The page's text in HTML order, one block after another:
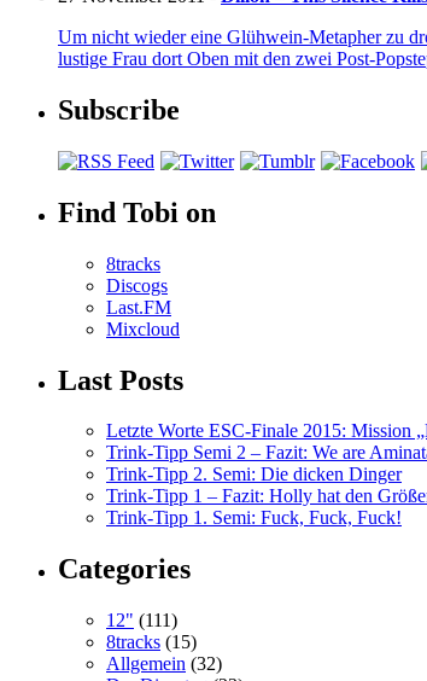
Um nicht wieder eine Glühwein-Metapher zu
lustige Frau dort Oben mit den zwei Post-
Subscribe
Find Tobi on
8tracks
Discogs
Last.FM
Mixcloud
Last Posts
Letzte Worte ESC-Finale 2015: Mission
Trink-Tipp Semi 2 – Fazit: We are
Trink-Tipp 2. Semi: Die dicken Dinger
Trink-Tipp 1 – Fazit: Holly hat den
Trink-Tipp 1. Semi: Fuck, Fuck, Fuck!
Categories
12" (111)
8tracks (15)
Allgemein (32)